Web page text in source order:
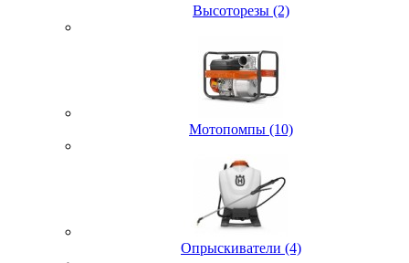
Высоторезы (2)
Мотопомпы (10)
Опрыскиватели (4)